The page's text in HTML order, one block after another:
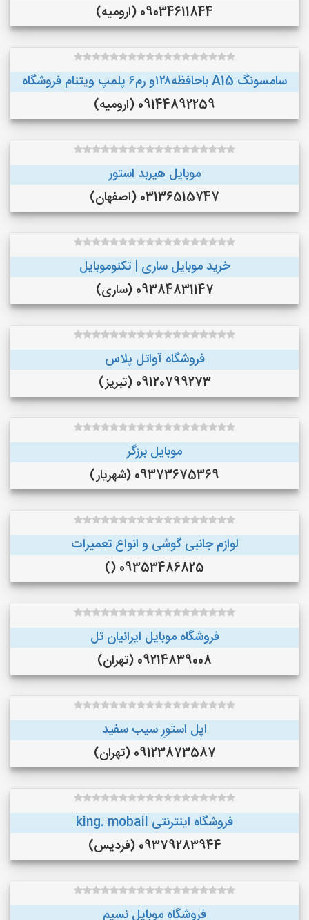
09034611844 (ارومیه)
سامسونگ A15 باحافظه۱۲۸و رم۶ پلمپ ویتنام فروشگاه
09144892259 (ارومیه)
موبایل هیربد استور
03136515747 (اصفهان)
خرید موبایل ساری | تکنوموبایل
09384831147 (ساری)
فروشگاه آواتل پلاس
09120799273 (تبریز)
موبایل برزگر
09373675369 (شهریار)
لوازم جانبی گوشی و انواع تعمیرات
09353486825 ()
فروشگاه موبایل ایرانیان تل
09214839008 (تهران)
اپل استورِ سیب سفید
09123873587 (تهران)
فروشگاه اینترنتی king. mobail
09379283944 (فردیس)
فروشگاه موبایل نسیم